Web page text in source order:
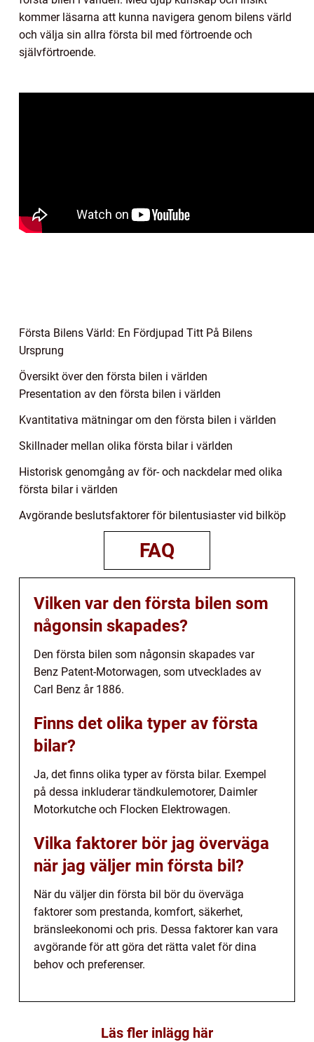
kommer läsarna att kunna navigera genom bilens värld
och välja sin allra första bil med förtroende och
självförtroende.
Första Bilens Värld: En Fördjupad Titt På Bilens
Ursprung
Översikt över den första bilen i världen
Presentation av den första bilen i världen
Kvantitativa mätningar om den första bilen i världen
Skillnader mellan olika första bilar i världen
Historisk genomgång av för- och nackdelar med olika
första bilar i världen
Avgörande beslutsfaktorer för bilentusiaster vid bilköp
FAQ
Vilken var den första bilen som
någonsin skapades?
Den första bilen som någonsin skapades var
Benz Patent-Motorwagen, som utvecklades av
Carl Benz år 1886.
Finns det olika typer av första
bilar?
Ja, det finns olika typer av första bilar. Exempel
på dessa inkluderar tändkulemotorer, Daimler
Motorkutche och Flocken Elektrowagen.
Vilka faktorer bör jag överväga
när jag väljer min första bil?
När du väljer din första bil bör du överväga
faktorer som prestanda, komfort, säkerhet,
bränsleekonomi och pris. Dessa faktorer kan vara
avgörande för att göra det rätta valet för dina
behov och preferenser.
Läs fler inlägg här